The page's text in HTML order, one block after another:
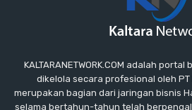
KALTARANETWORK.COM adalah
dikelola secara profesional oleh PT
merupakan bagian dari jaringan bisnis
selama bertahun-tahun telah